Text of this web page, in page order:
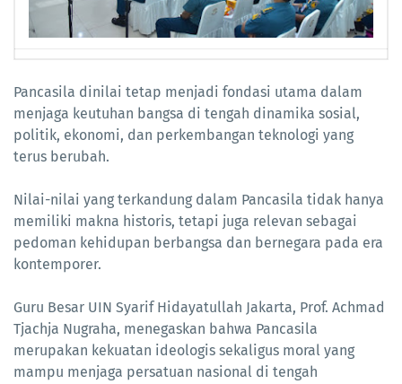
Pancasila dinilai tetap menjadi fondasi utama dalam
menjaga keutuhan bangsa di tengah dinamika sosial,
politik, ekonomi, dan perkembangan teknologi yang
terus berubah.
Nilai-nilai yang terkandung dalam Pancasila tidak hanya
memiliki makna historis, tetapi juga relevan sebagai
pedoman kehidupan berbangsa dan bernegara pada era
kontemporer.
Guru Besar UIN Syarif Hidayatullah Jakarta, Prof. Achmad
Tjachja Nugraha, menegaskan bahwa Pancasila
merupakan kekuatan ideologis sekaligus moral yang
mampu menjaga persatuan nasional di tengah